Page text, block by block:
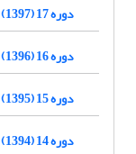
دوره 17 (1397)
دوره 16 (1396)
دوره 15 (1395)
دوره 14 (1394)